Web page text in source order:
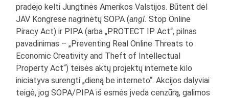
pradėjo kelti Jungtinės Amerikos Valstijos. Būtent dėl
JAV Kongrese nagrinėtų SOPA (angl. Stop Online
Piracy Act) ir PIPA (arba „PROTECT IP Act“, pilnas
pavadinimas – „Preventing Real Online Threats to
Economic Creativity and Theft of Intellectual
Property Act“) teisės aktų projektų internete kilo
iniciatyva surengti „dieną be interneto“. Akcijos dalyviai
teigė, jog SOPA/PIPA iš esmės įveda cenzūrą, galimos